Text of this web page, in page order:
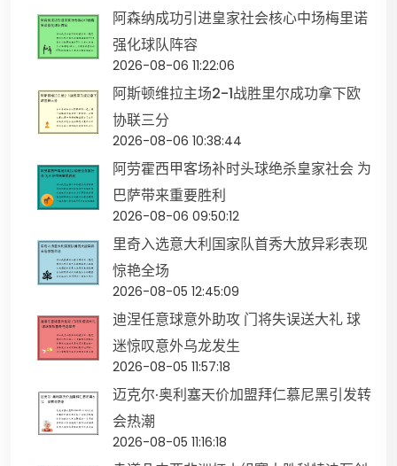
阿森纳成功引进皇家社会核心中场梅里诺
强化球队阵容
2026-08-06 11:22:06
阿斯顿维拉主场2-1战胜里尔成功拿下欧
协联三分
2026-08-06 10:38:44
阿劳霍西甲客场补时头球绝杀皇家社会 为
巴萨带来重要胜利
2026-08-06 09:50:12
里奇入选意大利国家队首秀大放异彩表现
惊艳全场
2026-08-05 12:45:09
迪涅任意球意外助攻 门将失误送大礼 球
迷惊叹意外乌龙发生
2026-08-05 11:57:18
迈克尔·奥利塞天价加盟拜仁慕尼黑引发转
会热潮
2026-08-05 11:16:18